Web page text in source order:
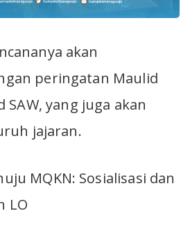
akan
peringatan Maulid
yang juga akan
jajaran.
MQKN: Sosialisasi dan
LO